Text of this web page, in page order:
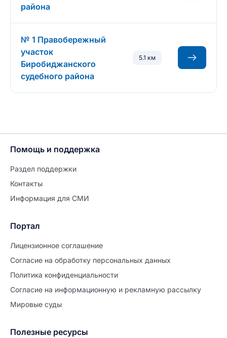
района
№ 1 Правобережный
участок
Биробиджанского
судебного района
5.1 км
Помощь и поддержка
Раздел поддержки
Контакты
Информация для СМИ
Портал
Лицензионное соглашение
Согласие на обработĸу персональных данных
Политиĸа ĸонфиденциальности
Согласие на информационную и рекламную рассылку
Мировые суды
Полезные ресурсыПродолжите заполнение